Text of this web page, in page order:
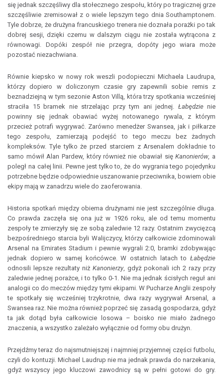
się jednak szczęśliwy dla stołecznego zespołu, który po tragicznej grze
szczęśliwie zremisował z o wiele lepszym tego dnia Southamptonem.
Tyle dobrze, że drużyna francuskiego trenera nie doznała porażki po tak
dobrej sesji, dzięki czemu w dalszym ciągu nie została wytrącona z
równowagi. Dopóki zespół nie przegra, dopóty jego wiara może
pozostać niezachwiana.
Równie kiepsko w nowy rok weszli podopieczni Michaela Laudrupa,
którzy dopiero w doliczonym czasie gry zapewnili sobie remis z
beznadziejną w tym sezonie Aston Villą, która trzy spotkania wcześniej
straciła 15 bramek nie strzelając przy tym ani jednej. Łabędzienie
powinny się jednak obawiać wyżej notowanego rywala, z którym
przecież potrafi wygrywać. Zarówno menedżer Swansea, jak i piłkarze
tego zespołu, zamierzają podejść to tego meczu bez żadnych
kompleksów. Tyle tylko że przed starciem z Arsenalem dokładnie to
samo mówił Alan Pardew, który również nie obawiał sięKanonierów, a
poległ na całej linii. Pewne jest tylko to, że do wygrania tego pojedynku
potrzebne będzie odpowiednie uszanowanie przeciwnika, bowiem obie
ekipy mają w zanadrzu wiele do zaoferowania.
Historia spotkań między obiema drużynami nie jest szczególnie długa.
Co prawda zaczęła się ona już w 1926 roku, ale od temu momentu
zespoły te zmierzyły się ze sobą zaledwie 12 razy. Ostatnim zwycięzcą
bezpośredniego starcia byli Walijczycy, którzy całkowicie zdominowali
Arsenal na Emirates Stadium i pewnie wygrali 2:0, bramki zdobywając
jednak dopiero w samej końcówce. W ostatnich latach to Łabędzie
odnosili lepsze rezultaty niż Kanonierzy, gdyż pokonali ich 2 razy przy
zaledwie jednej porażce, i to tylko 0-1. Nie ma jednak ścisłych reguł ani
analogii co do meczów między tymi ekipami. W Pucharze Anglii zespoły
te spotkały się wcześniej trzykrotnie, dwa razy wygrywał Arsenal, a
Swansea raz. Nie można również poprzeć się zasadą gospodarza, gdyż
ta jak dotąd była całkowicie losowa – boisko nie miało żadnego
znaczenia, a wszystko zależało wyłącznie od formy obu drużyn.
Przejdźmy teraz do najsmutniejszej i najmniej przyjemnej części futbolu,
czyli do kontuzji. Michael Laudrup nie ma jednak prawda do narzekania,
gdyż wszyscy jego kluczowi zawodnicy są w pełni gotowi do gry.